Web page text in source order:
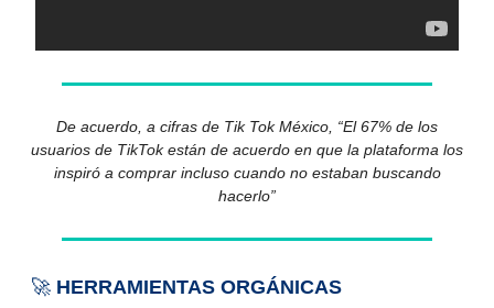
De acuerdo, a cifras de Tik Tok México, “El 67% de los
usuarios de TikTok están de acuerdo en que la plataforma los
inspiró a comprar incluso cuando no estaban buscando
hacerlo”
🚀 HERRAMIENTAS ORGÁNICAS